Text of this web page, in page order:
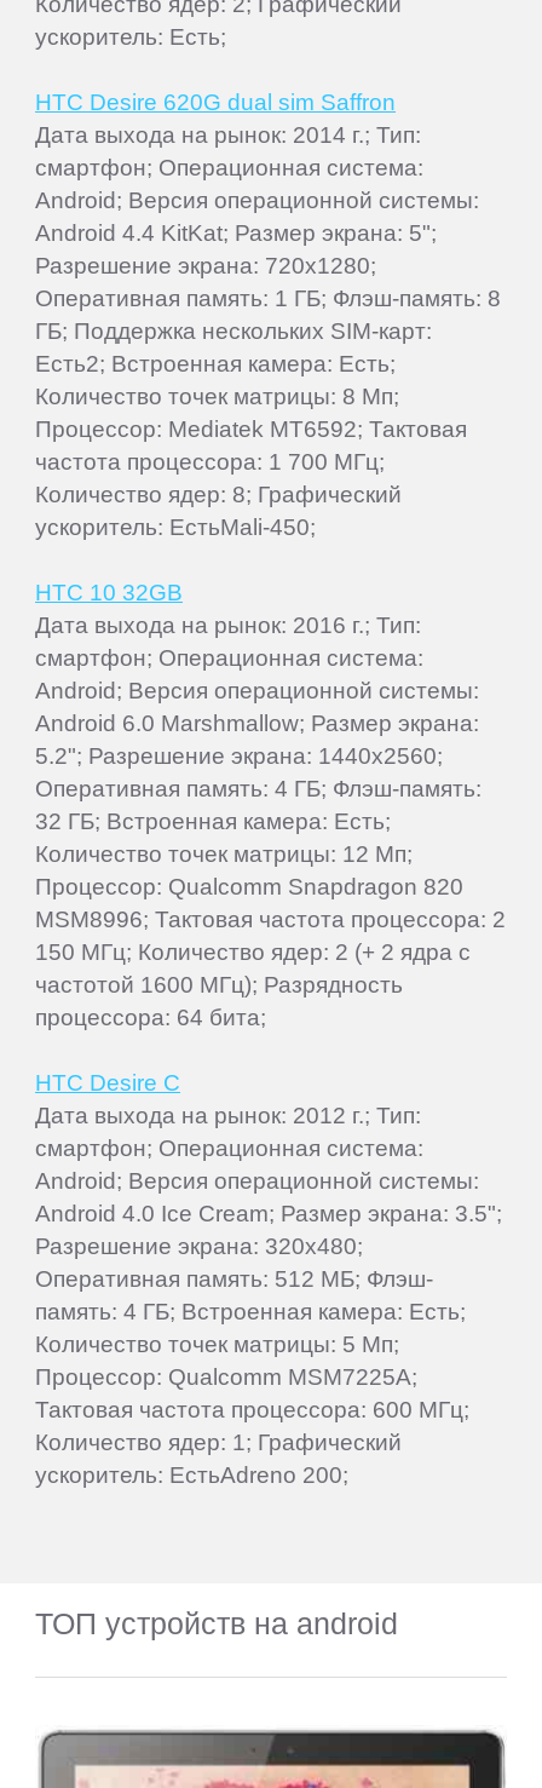
ускоритель: Есть;
HTC Desire 620G dual sim Saffron
Дата выхода на рынок: 2014 г.; Тип:
смартфон; Операционная система:
Android; Версия операционной системы:
Android 4.4 KitKat; Размер экрана: 5";
Разрешение экрана: 720x1280;
Оперативная память: 1 ГБ; Флэш-память: 8
ГБ; Поддержка нескольких SIM-карт:
Есть2; Встроенная камера: Есть;
Количество точек матрицы: 8 Мп;
Процессор: Mediatek MT6592; Тактовая
частота процессора: 1 700 МГц;
Количество ядер: 8; Графический
ускоритель: ЕстьMali-450;
HTC 10 32GB
Дата выхода на рынок: 2016 г.; Тип:
смартфон; Операционная система:
Android; Версия операционной системы:
Android 6.0 Marshmallow; Размер экрана:
5.2"; Разрешение экрана: 1440x2560;
Оперативная память: 4 ГБ; Флэш-память:
32 ГБ; Встроенная камера: Есть;
Количество точек матрицы: 12 Мп;
Процессор: Qualcomm Snapdragon 820
MSM8996; Тактовая частота процессора: 2
150 МГц; Количество ядер: 2 (+ 2 ядра с
частотой 1600 МГц); Разрядность
процессора: 64 бита;
HTC Desire C
Дата выхода на рынок: 2012 г.; Тип:
смартфон; Операционная система:
Android; Версия операционной системы:
Android 4.0 Ice Cream; Размер экрана: 3.5";
Разрешение экрана: 320x480;
Оперативная память: 512 МБ; Флэш-
память: 4 ГБ; Встроенная камера: Есть;
Количество точек матрицы: 5 Мп;
Процессор: Qualcomm MSM7225A;
Тактовая частота процессора: 600 МГц;
Количество ядер: 1; Графический
ускоритель: ЕстьAdreno 200;
ТОП устройств на android